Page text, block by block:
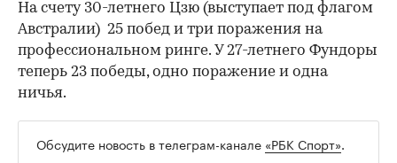
На счету 30-летнего Цзю (выступает под флагом
Австралии) 25 побед и три поражения на
профессиональном ринге. У 27-летнего Фундоры
теперь 23 победы, одно поражение и одна
ничья.
Обсудите новость в телеграм-канале «РБК Спорт».